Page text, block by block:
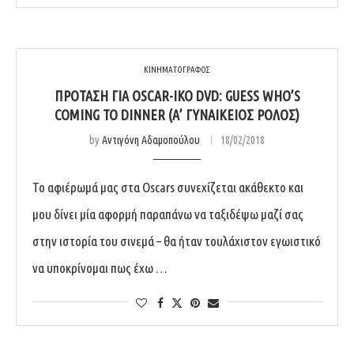
ΚΙΝΗΜΑΤΟΓΡΑΦΟΣ
ΠΡΌΤΑΣΗ ΓΙΑ OSCAR-ΙΚΌ DVD: GUESS WHO’S
COMING TO DINNER (Α’ ΓΥΝΑΙΚΕΊΟΣ ΡΌΛΟΣ)
byΑντιγόνη Αδαμοπούλου 18/02/2018
Το αφιέρωμά μας στα Oscars συνεχίζεται ακάθεκτο και
μου δίνει μία αφορμή παραπάνω να ταξιδέψω μαζί σας
στην ιστορία του σινεμά – θα ήταν τουλάχιστον εγωιστικό
να υποκρίνομαι πως έχω …